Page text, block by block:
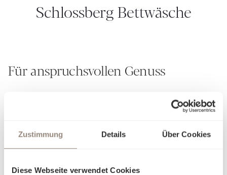
Zustimmung Details Über Cookies
Diese Webseite verwendet Cookies
Schlossberg Bettwäsche
Für anspruchsvollen Genuss
Stoffen mehr zu schaffen als nur textile Kreationen – wir
aussergewöhnliches Design und unvergleichliche
Ihren Rückzugsort in eine persönliche Wohlfühloase